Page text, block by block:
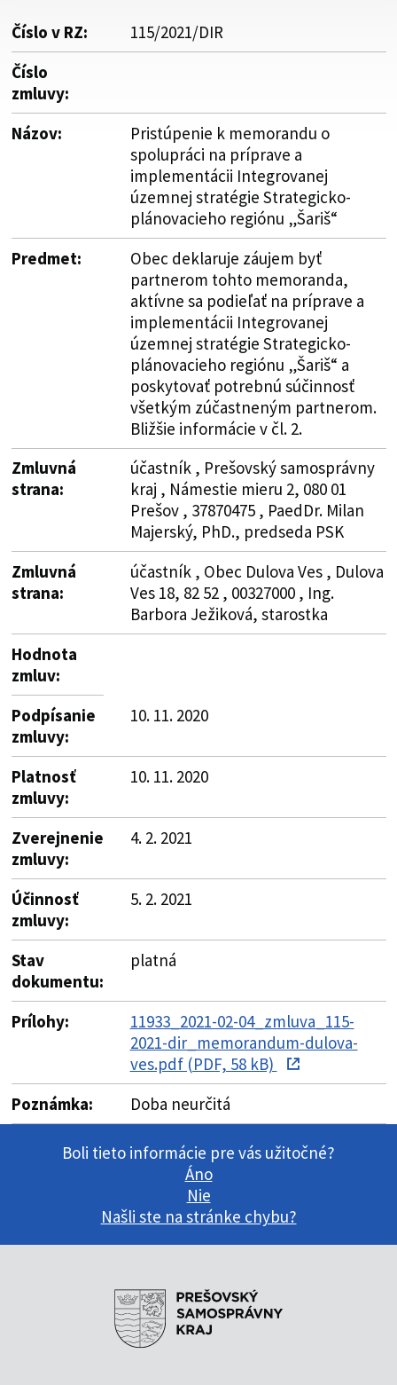
Číslo v RZ:
115/2021/DIR
Číslo
zmluvy:
Názov:
Pristúpenie k memorandu o
spolupráci na príprave a
implementácii Integrovanej
územnej stratégie Strategicko-
plánovacieho regiónu „Šariš“
Predmet:
Obec deklaruje záujem byť
partnerom tohto memoranda,
aktívne sa podieľať na príprave a
implementácii Integrovanej
územnej stratégie Strategicko-
plánovacieho regiónu „Šariš“ a
poskytovať potrebnú súčinnosť
všetkým zúčastneným partnerom.
Bližšie informácie v čl. 2.
Zmluvná
strana:
účastník , Prešovský samosprávny
kraj , Námestie mieru 2, 080 01
Prešov , 37870475 , PaedDr. Milan
Majerský, PhD., predseda PSK
Zmluvná
strana:
účastník , Obec Dulova Ves , Dulova
Ves 18, 82 52 , 00327000 , Ing.
Barbora Ježiková, starostka
Hodnota
zmluv:
Podpísanie
zmluvy:
10. 11. 2020
Platnosť
zmluvy:
10. 11. 2020
Zverejnenie
zmluvy:
4. 2. 2021
Účinnosť
zmluvy:
5. 2. 2021
Stav
dokumentu:
platná
Prílohy:
11933_2021-02-04_zmluva_115-
2021-dir_memorandum-dulova-
ves.pdf (PDF, 58 kB)
Poznámka:
Doba neurčitá
Boli tieto informácie pre vás užitočné?
Áno
Nie
Našli ste na stránke chybu?